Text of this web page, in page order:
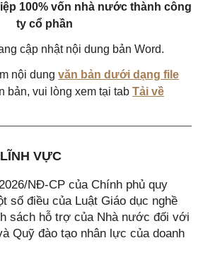
100% vốn nhà nước thành công
ty cổ phần
cập nhật nội dung bản Word.
nội dung văn bản dưới dạng file
bản, vui lòng xem tại tab Tải về
VỰC
NĐ-CP của Chính phủ quy
số điều của Luật Giáo dục nghề
sách hỗ trợ của Nhà nước đối với
Quỹ đào tạo nhân lực của doanh